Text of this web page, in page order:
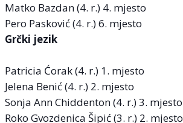
Matko Bazdan (4. r.) 4. mjesto
Pero Pasković (4. r.) 6. mjesto
Grčki jezik
Patricia Ćorak (4. r.) 1. mjesto
Jelena Benić (4. r.) 2. mjesto
Sonja Ann Chiddenton (4. r.) 3. mjesto
Roko Gvozdenica Šipić (3. r.) 2. mjesto